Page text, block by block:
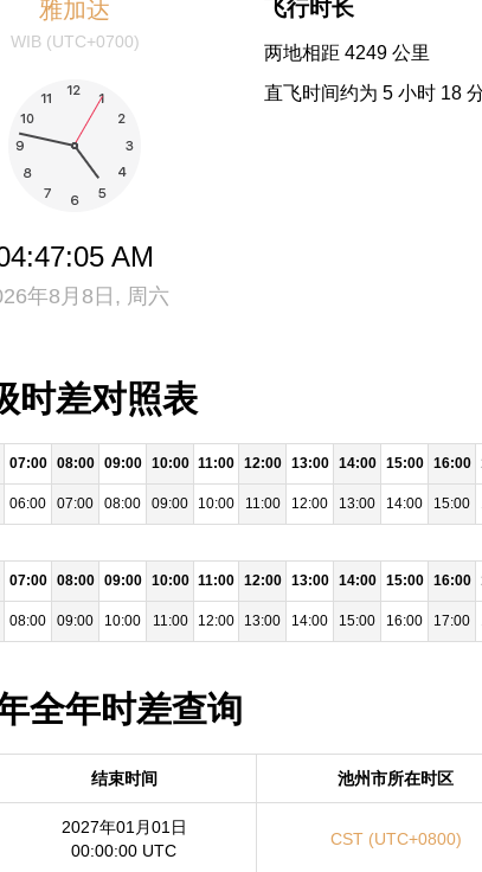
雅加达
WIB (UTC+0700)
AM
年8月8日, 周六
飞行时长
两地相距 4249 公里
直飞时间约为 5 小时 18
时差对照表
07:00 08:00 09:00 10:00 11:00 12:00 13:00 14:00 15:00 16:00
06:00 07:00 08:00 09:00 10:00 11:00 12:00 13:00 14:00 15:00
07:00 08:00 09:00 10:00 11:00 12:00 13:00 14:00 15:00 16:00
08:00 09:00 10:00 11:00 12:00 13:00 14:00 15:00 16:00 17:00
全年时差查询
结束时间 池州市所在时区
2027年01月01日
00:00:00 UTC
CST (UTC+0800)